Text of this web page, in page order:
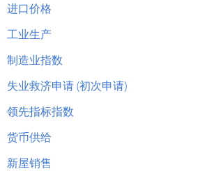
进口价格
工业生产
制造业指数
失业救济申请 (初次申请)
领先指标指数
货币供给
新屋销售